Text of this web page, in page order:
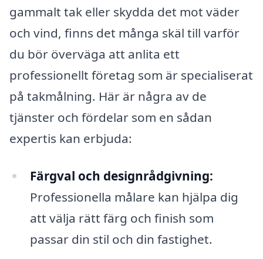
gammalt tak eller skydda det mot väder
och vind, finns det många skäl till varför
du bör överväga att anlita ett
professionellt företag som är specialiserat
på takmålning. Här är några av de
tjänster och fördelar som en sådan
expertis kan erbjuda:
Färgval och designrådgivning:
Professionella målare kan hjälpa dig
att välja rätt färg och finish som
passar din stil och din fastighet.